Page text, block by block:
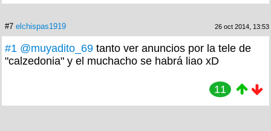
#7 elchispas1919 26 oct 2014, 13:53
#1 @muyadito_69 tanto ver anuncios por la tele de
"calzedonia" y el muchacho se habrá liao xD
11